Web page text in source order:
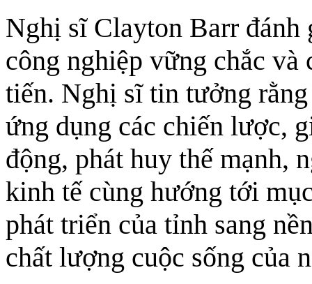
Nghị sĩ Clayton Barr đánh
công nghiệp vững chắc
tiến. Nghị sĩ tin tưởng
ứng dụng các chiến lược,
động, phát huy thế mạnh,
kinh tế cùng hướng tới
phát triển của tỉnh sang
chất lượng cuộc sống của